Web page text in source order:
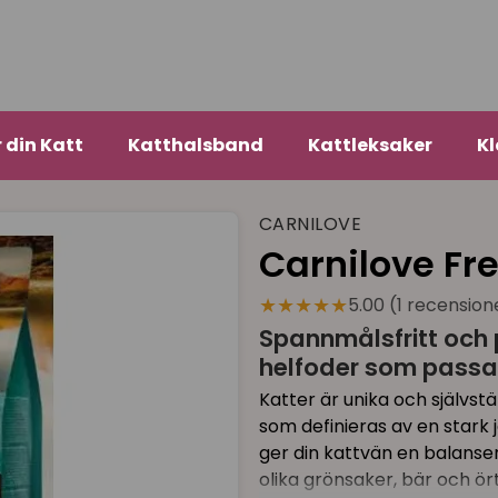
din Katt Katthalsband Kattleksaker
CARNILOVE
Carnilove
★★★★★5.00 (1
Spannmålsfritt
helfoder som
Katter är unika och
som definieras av en
ger din kattvän en
olika grönsaker, bär och